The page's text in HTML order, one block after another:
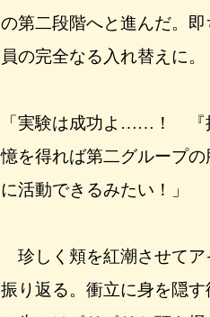
の第二段階へと進んだ。
員の完全なる入れ替えに。
「実験は成功よ……！ 『
憶を得れば第二グループ
に活動できるみたい！」
珍しく頬を紅潮させてア
振り返る。衝立に身を隠